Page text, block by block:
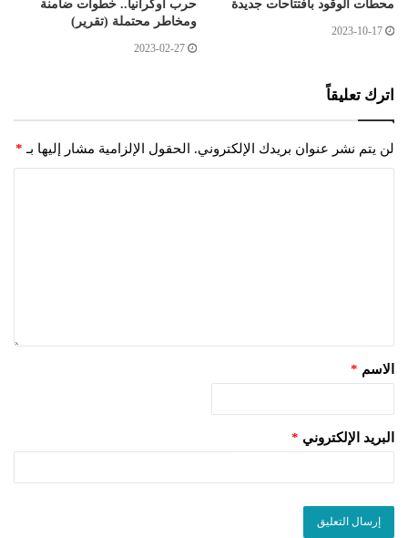
محطات الوقود بافتتاحات جديدة
2023-10-17
حرب أوكرانيا.. خطوات ضامنة
ومخاطر محتملة (تقرير)
2023-02-27
اترك تعليقاً
لن يتم نشر عنوان بريدك الإلكتروني. الحقول الإلزامية مشار إليها بـ *
الاسم *
البريد الإلكتروني *